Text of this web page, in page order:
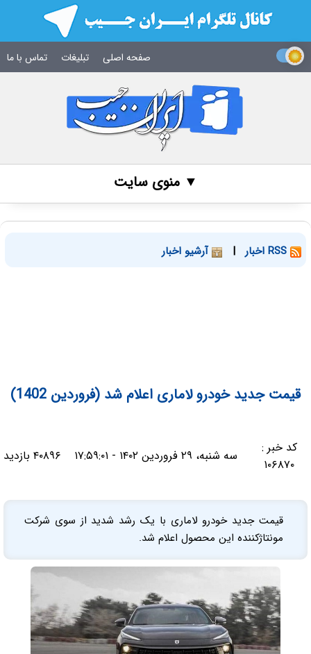
صفحه اصلی تبلیغات تماس با ما
▼ منوی سایت
| آرشیو اخبار
قیمت جدید خودرو لاماری اعلام شد (فروردین 1402)
کد خبر :
۱۰۶۸۷۰
سه شنبه، ۲۹ فروردین ۱۴۰۲ - ۱۷:۵۹:۰۱ ۴۰۸۹۶ بازدید
قیمت جدید خودرو لاماری با یک رشد شدید از سوی شرکت
مونتاژکننده این محصول اعلام شد.